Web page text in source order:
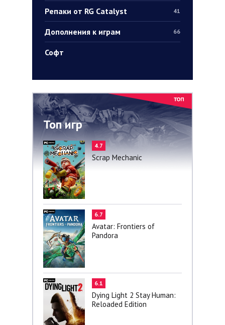
Репаки от RG Catalyst 41
Дополнения к играм 66
Софт
Топ игр
4.7
Scrap Mechanic
6.7
Avatar: Frontiers of
Pandora
6.1
Dying Light 2 Stay Human:
Reloaded Edition